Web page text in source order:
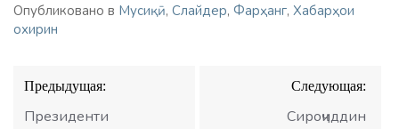
Опубликовано в Мусиқӣ, Слайдер, Фарҳанг, Хабарҳои
охирин
Навигация
по
записям
Предыдущая:
Президенти
Следующая:
Сироҷиддин